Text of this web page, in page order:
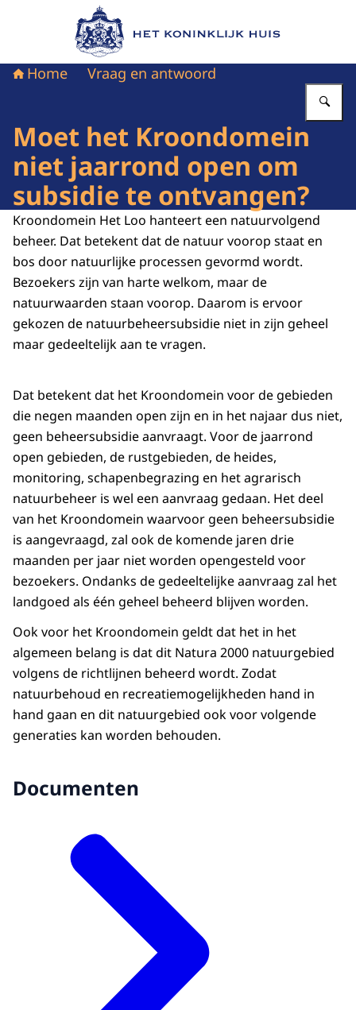
Naar de homepage van Het Koninklijk Huis
Home Vraag en antwoord
Moet het Kroondomein
niet jaarrond open om
subsidie te ontvangen?
Kroondomein Het Loo hanteert een natuurvolgend
beheer. Dat betekent dat de natuur voorop staat en
bos door natuurlijke processen gevormd wordt.
Bezoekers zijn van harte welkom, maar de
natuurwaarden staan voorop. Daarom is ervoor
gekozen de natuurbeheersubsidie niet in zijn geheel
maar gedeeltelijk aan te vragen.
Dat betekent dat het Kroondomein voor de gebieden
die negen maanden open zijn en in het najaar dus niet,
geen beheersubsidie aanvraagt. Voor de jaarrond
open gebieden, de rustgebieden, de heides,
monitoring, schapenbegrazing en het agrarisch
natuurbeheer is wel een aanvraag gedaan. Het deel
van het Kroondomein waarvoor geen beheersubsidie
is aangevraagd, zal ook de komende jaren drie
maanden per jaar niet worden opengesteld voor
bezoekers. Ondanks de gedeeltelijke aanvraag zal het
landgoed als één geheel beheerd blijven worden.
Ook voor het Kroondomein geldt dat het in het
algemeen belang is dat dit Natura 2000 natuurgebied
volgens de richtlijnen beheerd wordt. Zodat
natuurbehoud en recreatiemogelijkheden hand in
hand gaan en dit natuurgebied ook voor volgende
generaties kan worden behouden.
Documenten